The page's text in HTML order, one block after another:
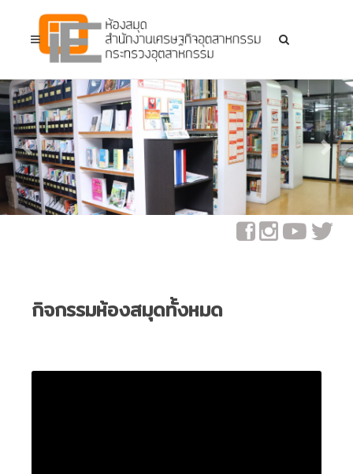
Previous Next
กิจกรรมห้องสมุดทั้งหมด